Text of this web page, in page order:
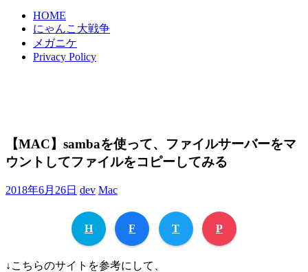
HOME
にゃんこ大戦争
メガニケ
Privacy Policy
【MAC】sambaを使って、ファイルサーバーをマ
ウントしてファイルをコピーしてみる
2018年6月26日 dev Mac
H F T P
↓こちらのサイトを参考にして、